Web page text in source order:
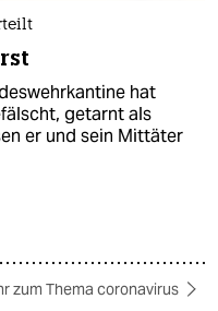
hat
getarnt als
er und sein Mittäter
zum Thema coronavirus